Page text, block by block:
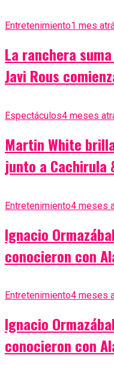
Entretenimiento1 mes
La ranchera
Javi Rous
Espectáculos4 meses
Martin White
junto a Cachirula
Entretenimiento4 meses
Ignacio
conocieron con
Entretenimiento4 meses
Ignacio
conocieron con